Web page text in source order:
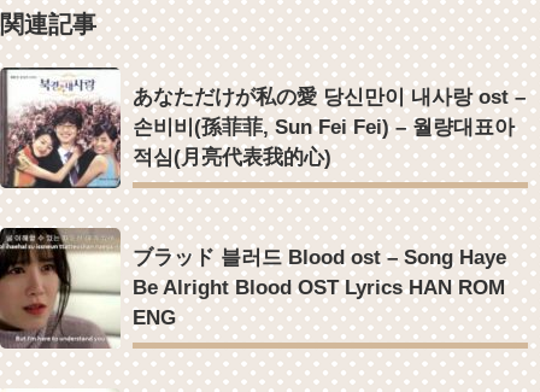
Powered by livedoor 相互RSS
YUCHUN ♥ LOVE 15 「成均館 5話」
[Fan MV]七日の王妃(7일의 왕비)OST – 정기고 (Junggigo) – 그리고 그
려도 (Miss You In My Heart)
俳優カン・ギヨン、突然の熱愛宣言…「キム秘書がなぜそうか」出演
で話題 Big News TV
Powered by livedoor 相互RSS
関連記事
あなただけが私の愛 당신만이 내사랑 ost –
손비비(孫菲菲, Sun Fei Fei) – 월량대표아
적심(月亮代表我的心)
ブラッド 블러드 Blood ost – Song Haye
Be Alright Blood OST Lyrics HAN ROM
ENG